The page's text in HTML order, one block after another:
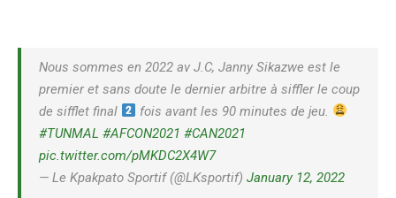
Nous sommes en 2022 av J.C, Janny Sikazwe est le
premier et sans doute le dernier arbitre à siffler le coup
de sifflet final
fois avant les 90 minutes de jeu.
#TUNMAL #AFCON2021 #CAN2021
pic.twitter.com/pMKDC2X4W7
— Le Kpakpato Sportif (@LKsportif) January 12, 2022